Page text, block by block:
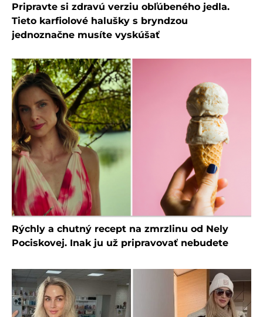
Pripravte si zdravú verziu obľúbeného jedla.
Tieto karfiolové halušky s bryndzou
jednoznačne musíte vyskúšať
Rýchly a chutný recept na zmrzlinu od Nely
Pociskovej. Inak ju už pripravovať nebudete